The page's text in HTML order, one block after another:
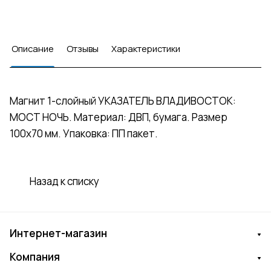
Описание Отзывы Характеристики
Магнит 1-слойный УКАЗАТЕЛЬ ВЛАДИВОСТОК:
МОСТ НОЧЬ. Материал: ДВП, бумага. Размер
100х70 мм. Упаковка: ПП пакет.
Назад к списку
Интернет-магазин
Компания